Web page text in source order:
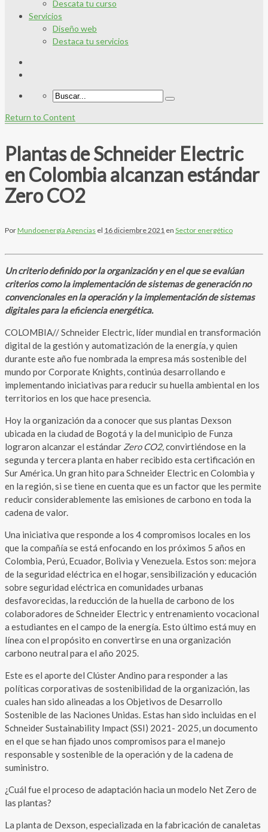
Descata tu curso
Servicios
Diseño web
Destaca tu servicios
Return to Content
Plantas de Schneider Electric
en Colombia alcanzan estándar
Zero CO2
PorMundoenergía Agencias el 16 diciembre 2021 en Sector energético
Un criterio definido por la organización y en el que se evalúan
criterios como la implementación de sistemas de generación no
convencionales en la operación y la implementación de sistemas
digitales para la eficiencia energética.
COLOMBIA// Schneider Electric, líder mundial en transformación
digital de la gestión y automatización de la energía, y quien
durante este año fue nombrada la empresa más sostenible del
mundo por Corporate Knights, continúa desarrollando e
implementando iniciativas para reducir su huella ambiental en los
territorios en los que hace presencia.
Hoy la organización da a conocer que sus plantas Dexson
ubicada en la ciudad de Bogotá y la del municipio de Funza
lograron alcanzar el estándar Zero CO2, convirtiéndose en la
segunda y tercera planta en haber recibido esta certificación en
Sur América Un gran hito para Schneider Electric en Colombia y
en la región, si se tiene en cuenta que es un factor que les permite
reducir considerablemente las emisiones de carbono en toda la
cadena de valor.
Una iniciativa que responde a los 4 compromisos locales en los
que la compañía se está enfocando en los próximos 5 años en
Colombia, Perú, Ecuador, Bolivia y Venezuela. Estos son: mejora
de la seguridad eléctrica en el hogar, sensibilización y educación
sobre seguridad eléctrica en comunidades urbanas
desfavorecidas, la reducción de la huella de carbono de los
colaboradores de Schneider Electric y entrenamiento vocacional
a estudiantes en el campo de la energía. Esto último está muy en
línea con el propósito en convertirse en una organización
carbono neutral para el año 2025.
Este es el aporte del Clúster Andino para responder a las
políticas corporativas de sostenibilidad de la organización, las
cuales han sido alineadas a los Objetivos de Desarrollo
Sostenible de las Naciones Unidas. Estas han sido incluidas en el
Schneider Sustainability Impact (SSI) 2021- 2025, un documento
en el que se han fijado unos compromisos para el manejo
responsable y sostenible de la operación y de la cadena de
suministro.
¿Cuál fue el proceso de adaptación hacia un modelo Net Zero de
las plantas?
La planta de Dexson, especializada en la fabricación de canaletas